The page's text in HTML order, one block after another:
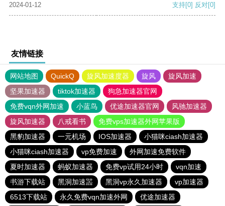
2024-01-12
支持[0] 反对[0]
友情链接
网站地图 QuickQ 旋风加速度器 旋风
旋风加速
坚果加速器
tiktok加速器
狗急加速器官网
免费vqn外网加速
小蓝鸟 优途加速器官网
风驰加速器
旋风加速器
八戒看书
免费vps加速器外网苹果版
黑豹加速器
一元机场 IOS加速器
小猫咪ciash加速器
小猫咪ciash加速器
vp免费加速
外网加速免费软件
夏时加速器
蚂蚁加速器 免费vp试用24小时
vqn加速
书游下载站
黑洞加速噐 黑洞vp永久加速器
vp加速器
6513下载站
永久免费vqn加速外网 优途加速器